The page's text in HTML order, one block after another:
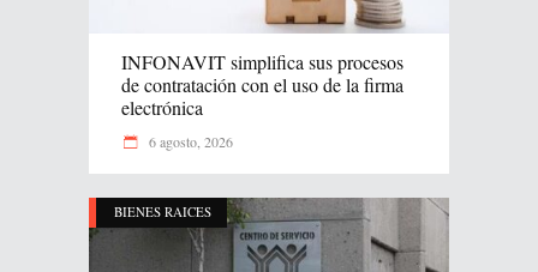
INFONAVIT simplifica sus procesos
de contratación con el uso de la firma
electrónica
6 agosto, 2026
BIENES RAICES